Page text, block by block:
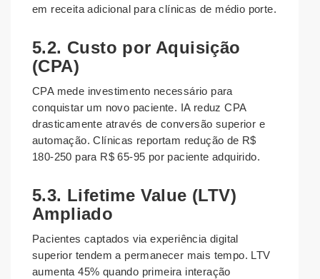
em receita adicional para clínicas de médio porte.
5.2. Custo por Aquisição
(CPA)
CPA mede investimento necessário para
conquistar um novo paciente. IA reduz CPA
drasticamente através de conversão superior e
automação. Clínicas reportam redução de R$
180-250 para R$ 65-95 por paciente adquirido.
5.3. Lifetime Value (LTV)
Ampliado
Pacientes captados via experiência digital
superior tendem a permanecer mais tempo. LTV
aumenta 45% quando primeira interação